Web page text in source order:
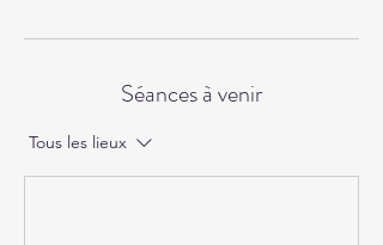
Séances à venir
Tous les lieux